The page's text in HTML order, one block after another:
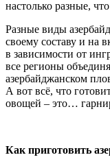
настолько разные,
Разные виды
своему составу и на
в зависимости от
все регионы
азербайджанском
А вот всё, что
овощей – это…
Как приготовить